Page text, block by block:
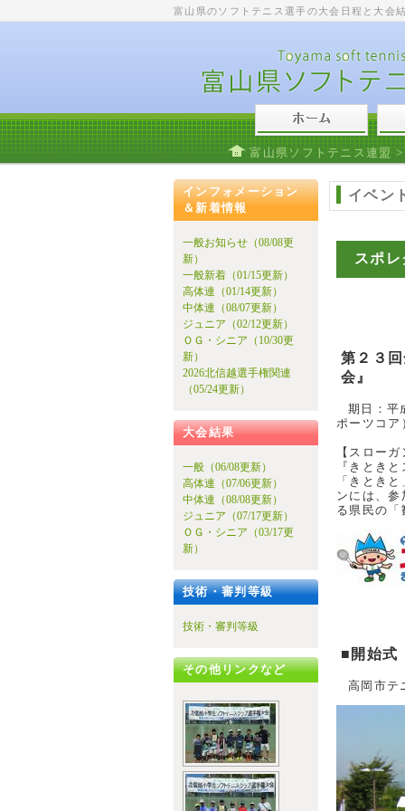
富山県のソフトテニス選手の大会日程と大会
富山県ソフトテニス連盟
インフォメーション
＆新着情報
一般お知らせ（08/08更
新）
一般新着（01/15更新）
高体連（01/14更新）
中体連（08/07更新）
ジュニア（02/12更新）
ＯＧ・シニア（10/30更
新）
2026北信越選手権関連
（05/24更新）
大会結果
一般（06/08更新）
高体連（07/06更新）
中体連（08/08更新）
ジュニア（07/17更新）
ＯＧ・シニア（03/17更
新）
技術・審判等級
技術・審判等級
その他リンクなど
イベン
スポ
第２３
会』
期日：平
ポーツコア
【スロー
『きとき
「きとき
ンには、
る県民の
■開始式
高岡市テ